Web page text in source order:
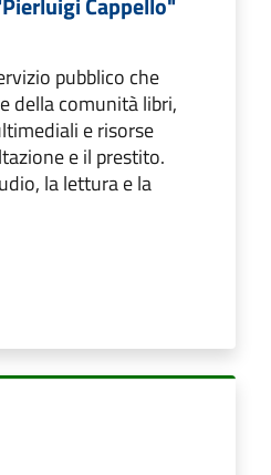
pubblico che
della comunità libri,
e risorse
e il prestito.
la lettura e la